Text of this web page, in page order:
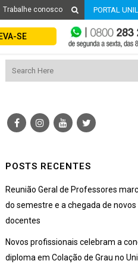
Trabalhe conosco PORTAL
SE
POSTS RECENTES
Reunião Geral de Professores
do semestre e a chegada de novos
docentes
Novos profissionais celebram a
diploma em Colação de Grau no